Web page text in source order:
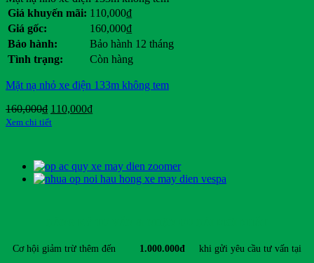
Giá khuyến mãi: 110,000₫
Giá gốc:
160,000₫
Bảo hành:
Bảo hành 12 tháng
Tình trạng:
Còn hàng
Mặt nạ nhỏ xe điện 133m không tem
160,000₫ Giá
gốc
110,000₫Giá
Xem chi tiết
Cơ hội giảm trừ thêm đến 1.000.000đ
khi gửi yêu cầu tư vấn tại